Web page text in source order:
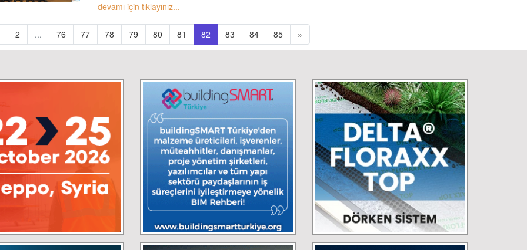
devamı için tıklayınız...
2 ... 76 77 78 79 80 81 82 83 84 85 »